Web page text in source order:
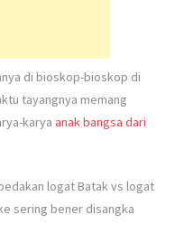
di bioskop-bioskop di
tayangnya memang
karya anak bangsa dari
logat Batak vs logat
sering bener disangka